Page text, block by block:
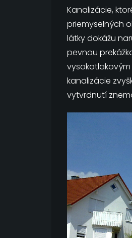
Kanalizácie,
priemyselných
látky dokážu
pevnou
kanalizácie
vytvrdnutí